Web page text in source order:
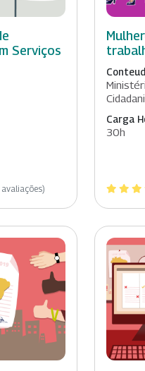
Serviços
Carga
30h